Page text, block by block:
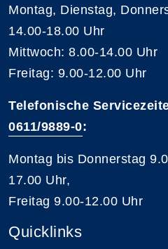
Montag, Dienstag,
14.00-18.00 Uhr
Mittwoch: 8.00-14.00 Uhr
Freitag: 9.00-12.00 Uhr
Telefonische
0611/9889-0:
Montag bis Donnerstag
17.00 Uhr,
Freitag 9.00-12.00 Uhr
Quicklinks